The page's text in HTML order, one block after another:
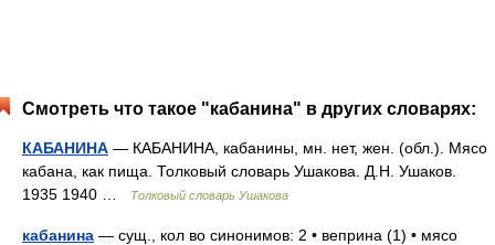
Смотреть что такое "кабанина" в других словарях:
КАБАНИНА — КАБАНИНА, кабанины, мн. нет, жен. (обл.). Мясо
кабана, как пища. Толковый словарь Ушакова. Д.Н. Ушаков.
1935 1940 …
Толковый словарь Ушакова
кабанина — сущ., кол во синонимов: 2 • веприна (1) • мясо